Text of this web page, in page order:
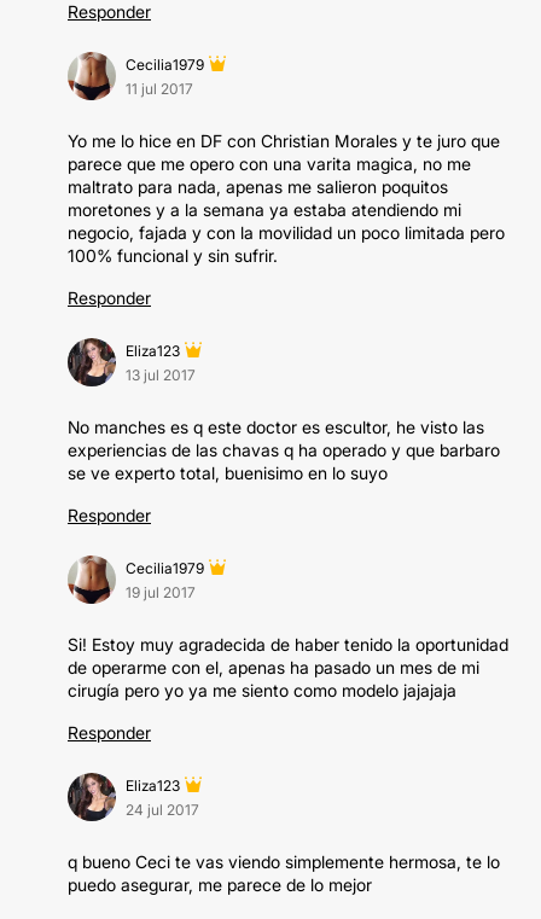
Responder
Cecilia1979
11 jul 2017
Yo me lo hice en DF con Christian Morales y te juro que
parece que me opero con una varita magica, no me
maltrato para nada, apenas me salieron poquitos
moretones y a la semana ya estaba atendiendo mi
negocio, fajada y con la movilidad un poco limitada pero
100% funcional y sin sufrir.
Responder
Eliza123
13 jul 2017
No manches es q este doctor es escultor, he visto las
experiencias de las chavas q ha operado y que barbaro
se ve experto total, buenisimo en lo suyo
Responder
Cecilia1979
19 jul 2017
Si! Estoy muy agradecida de haber tenido la oportunidad
de operarme con el, apenas ha pasado un mes de mi
cirugía pero yo ya me siento como modelo jajajaja
Responder
Eliza123
24 jul 2017
q bueno Ceci te vas viendo simplemente hermosa, te lo
puedo asegurar, me parece de lo mejor